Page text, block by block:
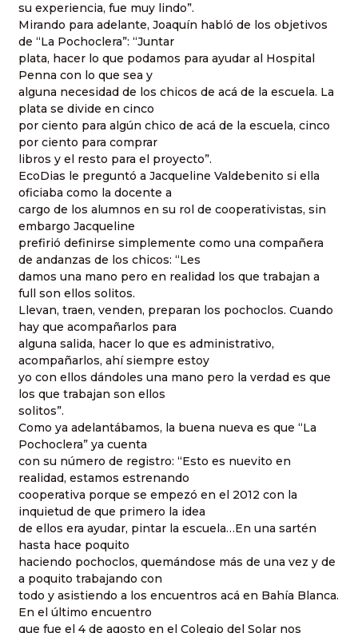
su experiencia, fue muy lindo”.
Mirando para adelante, Joaquín habló de los objetivos
de “La Pochoclera”: “Juntar
plata, hacer lo que podamos para ayudar al Hospital
Penna con lo que sea y
alguna necesidad de los chicos de acá de la escuela. La
plata se divide en cinco
por ciento para algún chico de acá de la escuela, cinco
por ciento para comprar
libros y el resto para el proyecto”.
EcoDias le preguntó a Jacqueline Valdebenito si ella
oficiaba como la docente a
cargo de los alumnos en su rol de cooperativistas, sin
embargo Jacqueline
prefirió definirse simplemente como una compañera
de andanzas de los chicos: “Les
damos una mano pero en realidad los que trabajan a
full son ellos solitos.
Llevan, traen, venden, preparan los pochoclos. Cuando
hay que acompañarlos para
alguna salida, hacer lo que es administrativo,
acompañarlos, ahí siempre estoy
yo con ellos dándoles una mano pero la verdad es que
los que trabajan son ellos
solitos”.
Como ya adelantábamos, la buena nueva es que “La
Pochoclera” ya cuenta
con su número de registro: “Esto es nuevito en
realidad, estamos estrenando
cooperativa porque se empezó en el 2012 con la
inquietud de que primero la idea
de ellos era ayudar, pintar la escuela…En una sartén
hasta hace poquito
haciendo pochoclos, quemándose más de una vez y de
a poquito trabajando con
todo y asistiendo a los encuentros acá en Bahía Blanca.
En el último encuentro
que fue el 4 de agosto en el Colegio del Solar nos